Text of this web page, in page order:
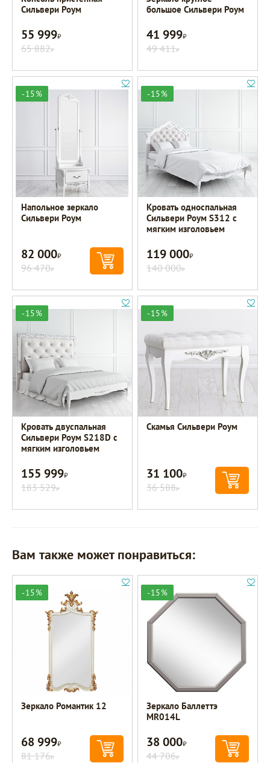
Сильвери Роум
55 999Р
65 882Р
большое Сильвери Роум
41 999Р
49 411Р
-15%
Напольное зеркало
Сильвери Роум
82 000Р
96 470Р
-15%
Кровать односпальная
Сильвери Роум S312 с
мягким изголовьем
119 000Р
140 000Р
-15%
Кровать двуспальная
Сильвери Роум S218D с
мягким изголовьем
155 999Р
183 529Р
-15%
Скамья Сильвери Роум
31 100Р
36 588Р
Вам также может понравиться:
-15%
Зеркало Романтик 12
68 999Р
81 176Р
-15%
Зеркало Баллеттэ
MR014L
38 000Р
44 706Р